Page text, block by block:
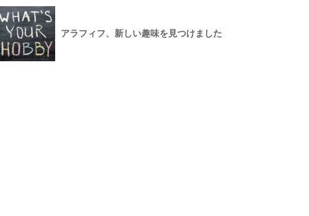
アラフィフ、新しい趣味を見つけました